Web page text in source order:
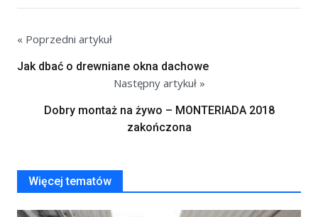
« Poprzedni artykuł
Jak dbać o drewniane okna dachowe
Następny artykuł »
Dobry montaż na żywo – MONTERIADA 2018
zakończona
Więcej tematów